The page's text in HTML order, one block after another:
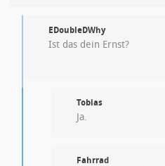
EDoubleDWhy
Ist das dein Ernst?
Tobias
Ja.
Fahrrad